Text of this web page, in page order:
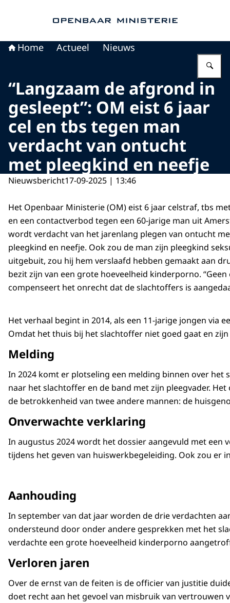
Home Actueel Nieuws
“Langzaam de afgrond in
gesleept”: OM eist 6 jaar
cel en tbs tegen man
verdacht van ontucht
met pleegkind en neefje
Nieuwsbericht17-09-2025 | 13:46
Het Openbaar Ministerie (OM) eist 6 jaar celstraf, tbs
en een contactverbod tegen een 60-jarige man uit
wordt verdacht van het jarenlang plegen van ontucht
pleegkind en neefje. Ook zou de man zijn pleegkind
uitgebuit, zou hij hem verslaafd hebben gemaakt aan
bezit zijn van een grote hoeveelheid kinderporno.
compenseert het onrecht dat de slachtoffers is
Het verhaal begint in 2014, als een 11-jarige jongen via
Omdat het thuis bij het slachtoffer niet goed gaat en
Melding
In 2024 komt er plotseling een melding binnen over het
naar het slachtoffer en de band met zijn pleegvader.
de betrokkenheid van twee andere mannen: de
Onverwachte verklaring
In augustus 2024 wordt het dossier aangevuld met een
tijdens het geven van huiswerkbegeleiding. Ook zou er
Aanhouding
In september van dat jaar worden de drie verdachten
ondersteund door onder andere gesprekken met het
verdachte een grote hoeveelheid kinderporno
Verloren jaren
Over de ernst van de feiten is de officier van justitie
doet recht aan het gevoel van misbruik van vertrouwen